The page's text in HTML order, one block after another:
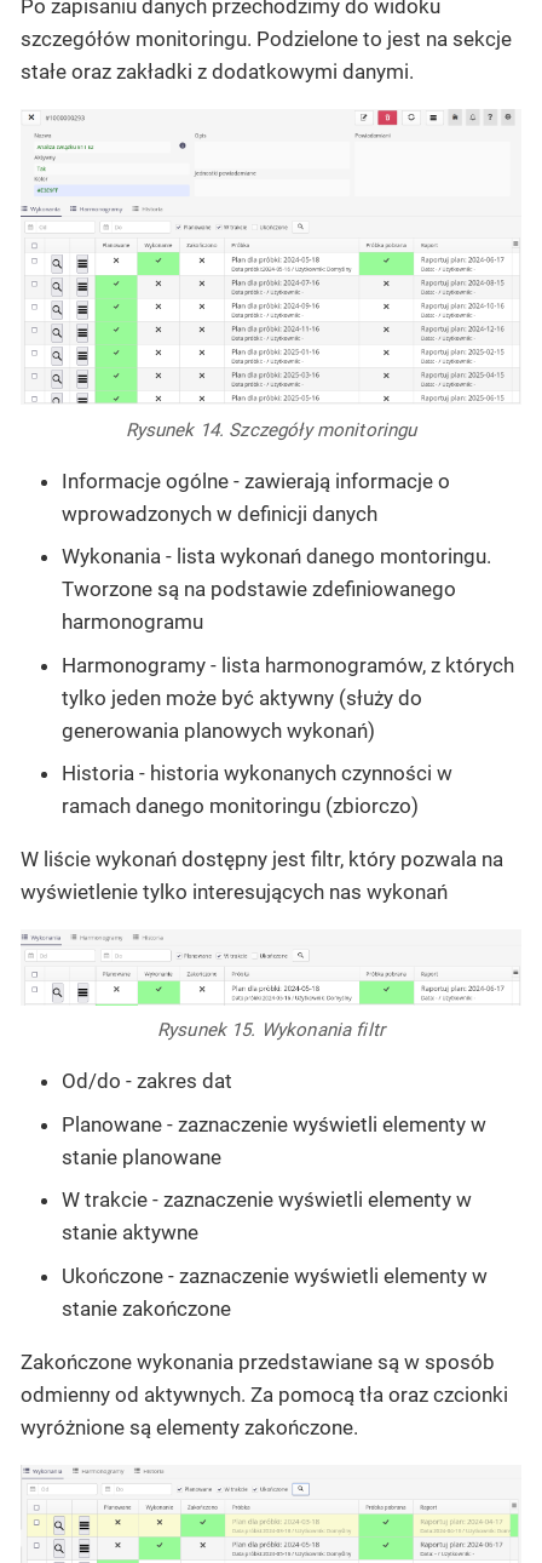
Po zapisaniu danych przechodzimy do widoku
szczegółów monitoringu. Podzielone to jest na sekcje
stałe oraz zakładki z dodatkowymi danymi.
Rysunek 14. Szczegóły monitoringu
Informacje ogólne - zawierają informacje o
wprowadzonych w definicji danych
Wykonania - lista wykonań danego montoringu.
Tworzone są na podstawie zdefiniowanego
harmonogramu
Harmonogramy - lista harmonogramów, z których
tylko jeden może być aktywny (służy do
generowania planowych wykonań)
Historia - historia wykonanych czynności w
ramach danego monitoringu (zbiorczo)
W liście wykonań dostępny jest filtr, który pozwala na
wyświetlenie tylko interesujących nas wykonań
Rysunek 15. Wykonania filtr
Od/do - zakres dat
Planowane - zaznaczenie wyświetli elementy w
stanie planowane
W trakcie - zaznaczenie wyświetli elementy w
stanie aktywne
Ukończone - zaznaczenie wyświetli elementy w
stanie zakończone
Zakończone wykonania przedstawiane są w sposób
odmienny od aktywnych. Za pomocą tła oraz czcionki
wyróżnione są elementy zakończone.